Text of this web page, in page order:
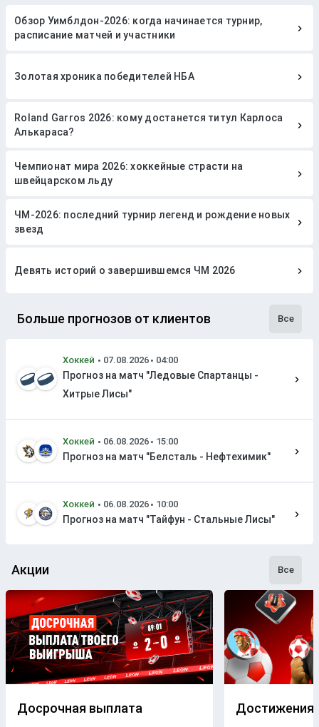
Обзор Уимблдон-2026: когда начинается турнир,
расписание матчей и участники
Золотая хроника победителей НБА
Roland Garros 2026: кому достанется титул Карлоса
Алькараса?
Чемпионат мира 2026: хоккейные страсти на
швейцарском льду
ЧМ-2026: последний турнир легенд и рождение новых
звезд
Девять историй о завершившемся ЧМ 2026
Больше прогнозов от клиентов Все
Хоккей
Прогноз на матч "Ледовые Спартанцы -
Хитрые Лисы"
Хоккей
Прогноз на матч "Белсталь - Нефтехимик"
Хоккей
Прогноз на матч "Тайфун - Стальные Лисы"
Акции Все
Досрочная выплата Достижения